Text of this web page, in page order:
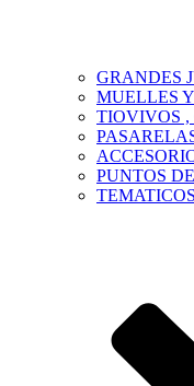
GRANDES
MUELLES
TIOVIVOS ,
PUNTOS